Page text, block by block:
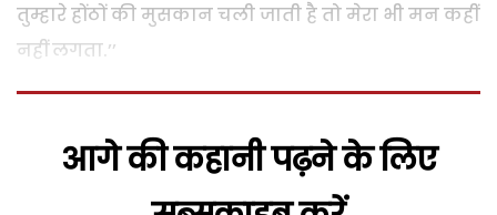
तुम्हारे होंठों की मुसकान चली जाती है तो मेरा भी मन कहीं
नहीं लगता.’’
आगे की कहानी पढ़ने के लिए